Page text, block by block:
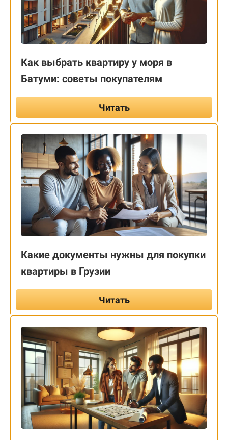
Как выбрать квартиру у моря в
Батуми: советы покупателям
Читать
Какие документы нужны для покупки
квартиры в Грузии
Читать